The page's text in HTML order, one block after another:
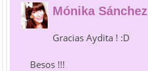
Mónika Sánchez
Gracias Aydita ! :D
Besos !!!